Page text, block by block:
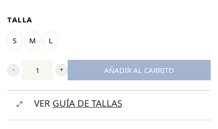
era:
94,95 €.
TALLA
S M L
Ternua
Darkstone
Pant
AÑADIR AL CARRITO
VER GUÍA DE TALLAS